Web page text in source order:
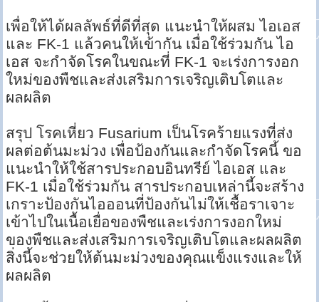
เพื่อให้ได้ผลลัพธ์ที่ดีที่สุด แนะนำให้ผสม ไอเอส
และ FK-1 แล้วคนให้เข้ากัน เมื่อใช้ร่วมกัน ไอ
เอส จะกำจัดโรคในขณะที่ FK-1 จะเร่งการงอก
ใหม่ของพืชและส่งเสริมการเจริญเติบโตและ
ผลผลิต
สรุป โรคเหี่ยว Fusarium เป็นโรคร้ายแรงที่ส่ง
ผลต่อต้นมะม่วง เพื่อป้องกันและกำจัดโรคนี้ ขอ
แนะนำให้ใช้สารประกอบอินทรีย์ ไอเอส และ
FK-1 เมื่อใช้ร่วมกัน สารประกอบเหล่านี้จะสร้าง
เกราะป้องกันไอออนที่ป้องกันไม่ให้เชื้อราเจาะ
เข้าไปในเนื้อเยื่อของพืชและเร่งการงอกใหม่
ของพืชและส่งเสริมการเจริญเติบโตและผลผลิต
สิ่งนี้จะช่วยให้ต้นมะม่วงของคุณแข็งแรงและให้
ผลผลิต